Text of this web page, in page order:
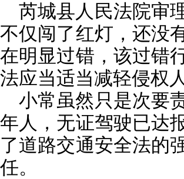
芮城县人民法院审
不仅闯了红灯，还没
在明显过错，该过错
法应当适当减轻侵权
小常虽然只是次要
年人，无证驾驶已达
了道路交通安全法的
任。